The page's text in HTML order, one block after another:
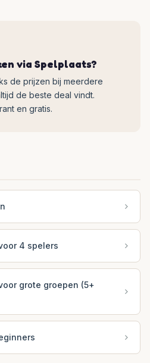
via Spelplaats?
de prijzen bij meerdere
de beste deal vindt.
en gratis.
4 spelers
grote groepen (5+